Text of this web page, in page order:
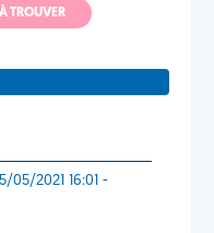
TROUVER
05/2021 16:01 -